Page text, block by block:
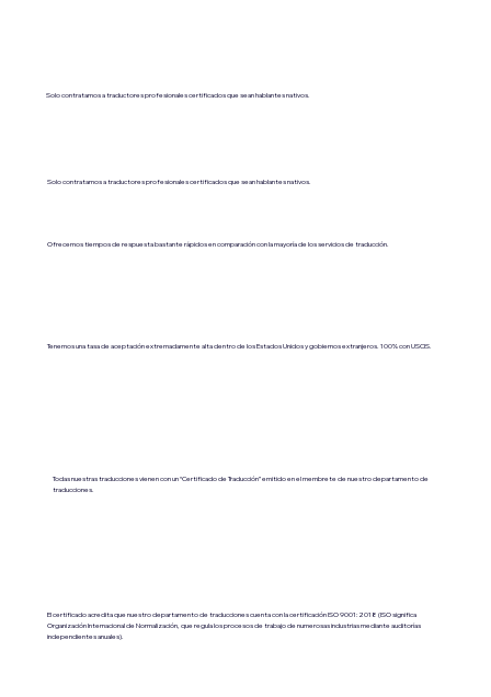
Solo contratamos a traductores profesionales certificados que sean hablantes nativos.
Solo contratamos a traductores profesionales certificados que sean hablantes nativos.
Ofrecemos tiempos de respuesta bastante rápidos en comparación con la mayoría de los servicios de traducción.
Tenemos una tasa de aceptación extremadamente alta dentro de los Estados Unidos y gobiernos extranjeros. 100% con USCIS.
Todas nuestras traducciones vienen con un “Certificado de Traducción” emitido en el membrete de nuestro departamento de
traducciones.
El certificado acredita que nuestro departamento de traducciones cuenta con la certificación ISO 9001:2018 (ISO significa
Organización Internacional de Normalización, que regula los procesos de trabajo de numerosas industrias mediante auditorías
independientes anuales).